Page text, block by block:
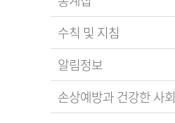
수칙 및 지침
알림정보
손상예방과 건강한 사회